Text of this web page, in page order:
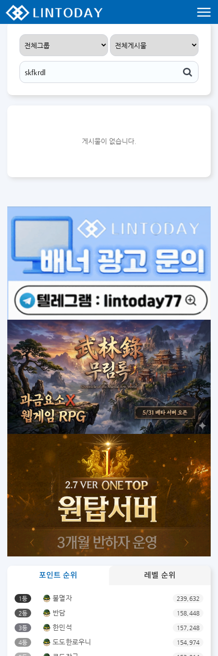
리니지 프리서버 홍보 및 프리서버 홍보 커뮤니티 사이트 린투데이 입니다.
게시물이 없습니다.
포인트 순위 레벨 순위
1등 불멸자 239,632
2등 반담 158,448
3등 한민석 157,248
4등 도도한로우니 154,974